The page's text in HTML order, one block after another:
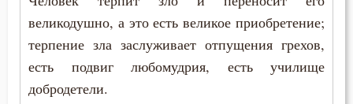
Будущее
Вера
Ветхий Завет
Дионисий Ареопагит
Епифаний Кипрский
великодушно, а это есть великое приобретение;
терпение зла заслуживает отпущения грехов,
есть подвиг любомудрия, есть училище
добродетели.